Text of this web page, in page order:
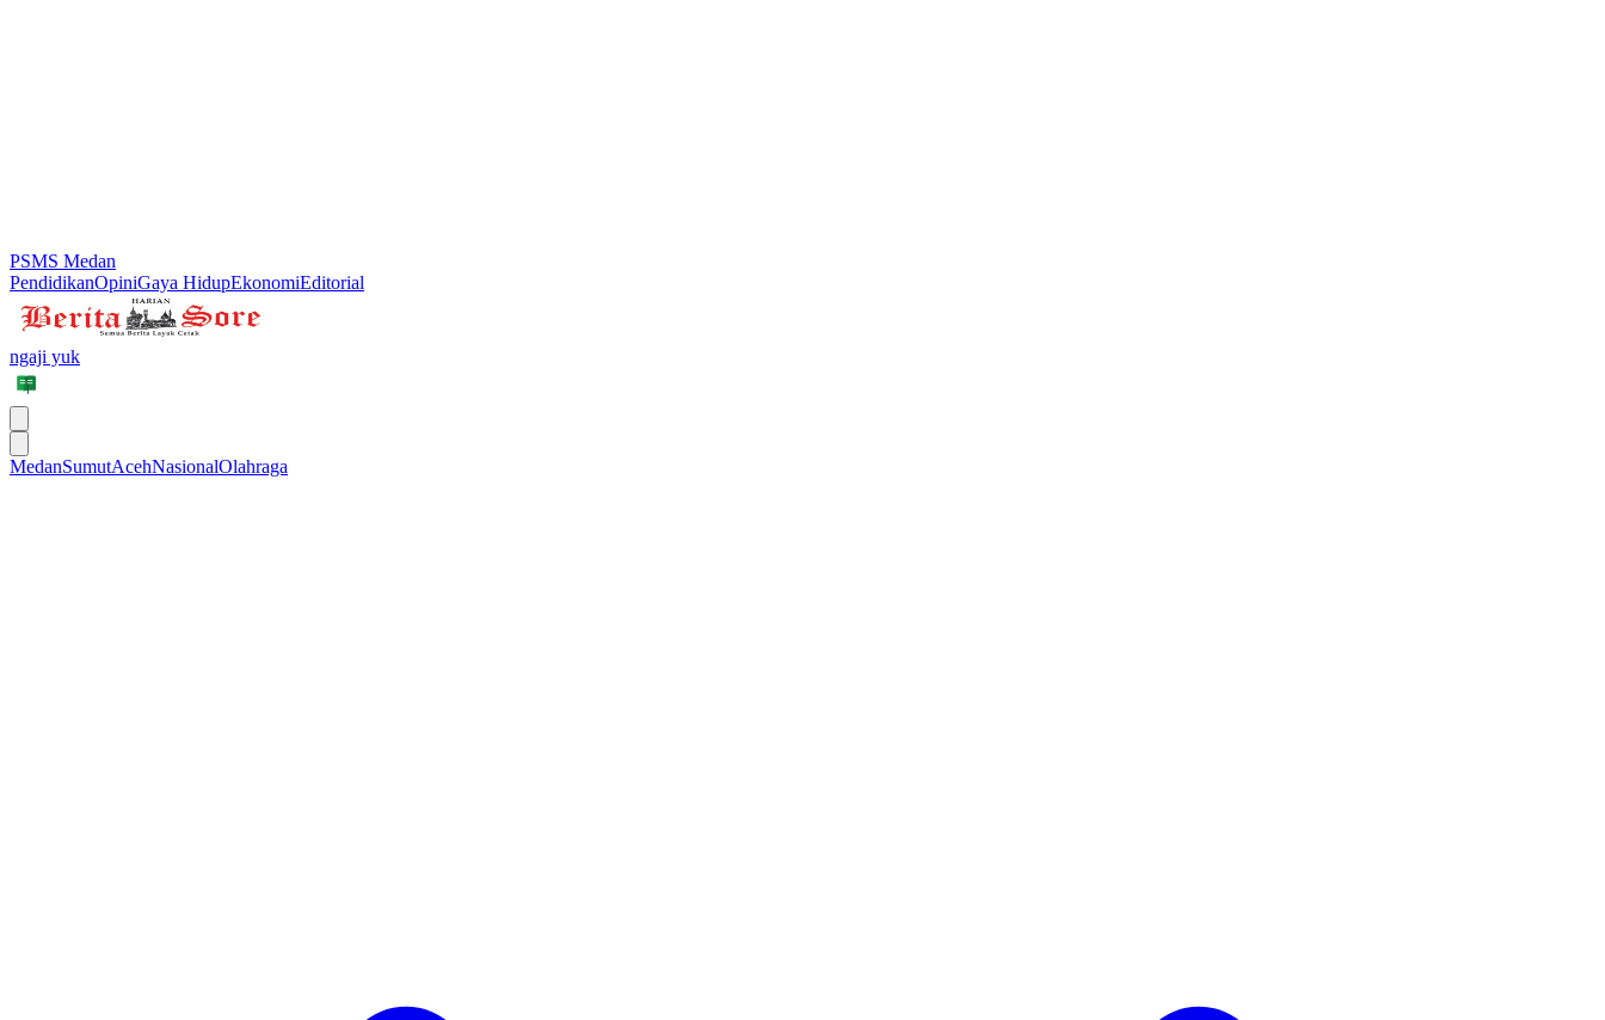
PSMS Medan
PendidikanOpiniGaya HidupEkonomiEditorial
ngaji yuk
MedanSumutAcehNasionalOlahraga